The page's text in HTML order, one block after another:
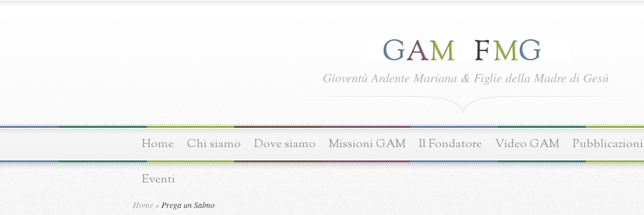
Gioventù Ardente Mariana & Figlie della Madre di Gesù
Home Chi siamo Dove siamo Missioni GAM Il Fondatore Video GAM Pubblicazioni
Eventi
Home » Prega un Salmo